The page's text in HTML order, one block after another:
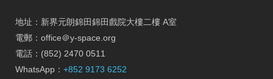
地址：新界元朗錦田錦田戲院大樓二樓 A室
電郵：office＠y-space.org
電話：(852) 2470 0511
WhatsApp： +852 9173 6252